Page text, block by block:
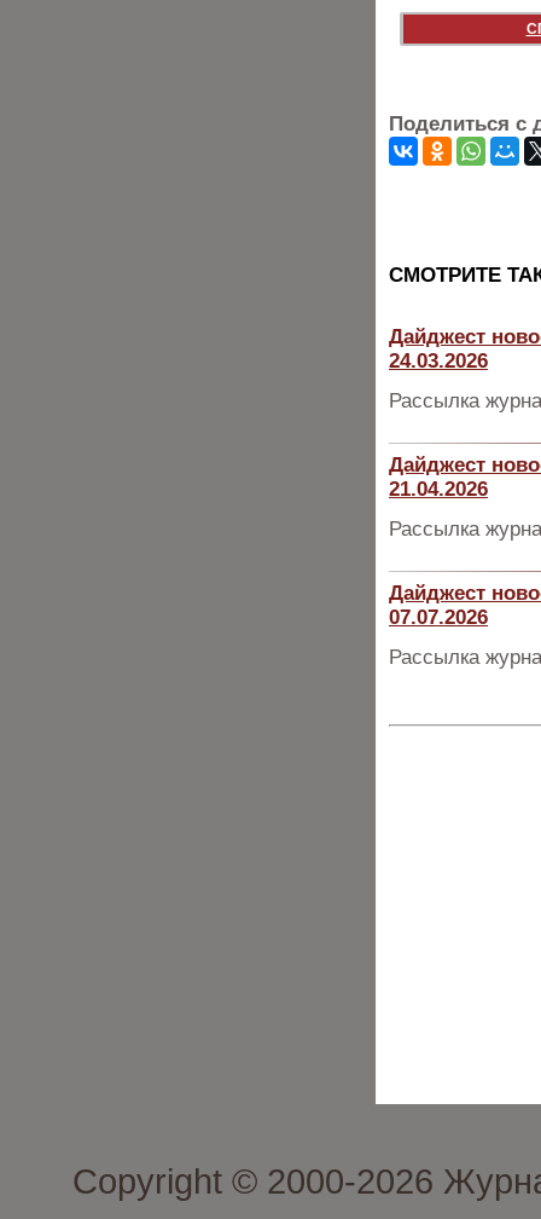
Поделиться с
CМОТРИТЕ
Дайджест
24.03.2026
Рассылка
Дайджест
21.04.2026
Рассылка
Дайджест
07.07.2026
Рассылка
Copyright © 2000-2026